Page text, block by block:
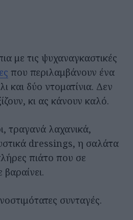
με τις ψυχαναγκαστικές
που περιλαμβάνουν ένα
και δύο ντοματίνια. Δεν
κι ας κάνουν καλό.
τραγανά λαχανικά,
dressings, η σαλάτα
πιάτο που σε
βαραίνει.
συνταγές.